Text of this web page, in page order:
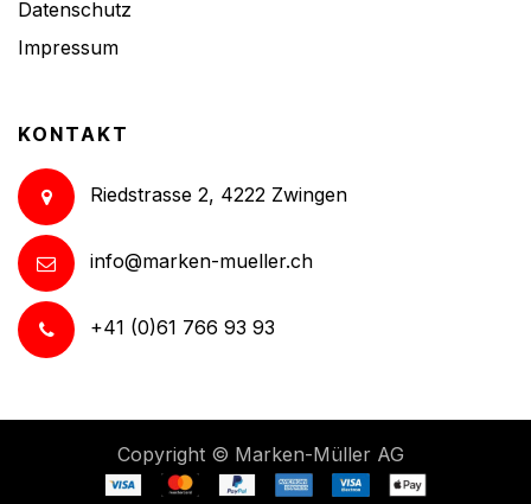
Datenschutz
Impressum
KONTAKT
Riedstrasse 2, 4222 Zwingen
info@marken-mueller.ch
+41 (0)61 766 93 93
Copyright © Marken-Müller AG